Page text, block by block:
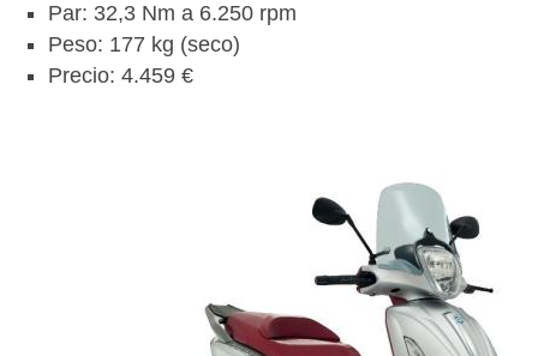
Par: 32,3 Nm a 6.250 rpm
Peso: 177 kg (seco)
Precio: 4.459 €